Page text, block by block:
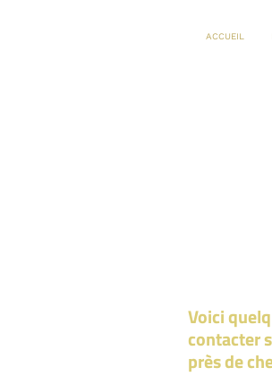
ACCUEIL
Voici
contacter
près de